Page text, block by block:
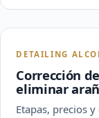
DETAILING
Corrección
eliminar
Etapas, precios